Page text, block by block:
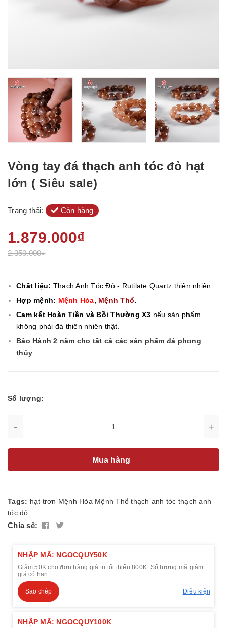
Vòng tay đá thạch anh tóc đỏ hạt
lớn ( Siêu sale)
Trạng thái: Còn hàng
1.879.000₫
2.350.000₫
Chất liệu: Thạch Anh Tóc Đỏ - Rutilate Quartz thiên nhiên
Hợp mệnh: Mệnh Hỏa, Mệnh Thổ.
Cam kết Hoàn Tiền và Bồi Thường X3 nếu sản phẩm
không phải đá thiên nhiên thật.
Bảo Hành 2 năm cho tất cả các sản phẩm đá phong
thủy
Số lượng:
- +
Mua hàng
Tags: hạt trơn Mệnh Hỏa Mệnh Thổ thạch anh tóc thạch anh
tóc đỏ
Chia sẻ:
NHẬP MÃ: NGOCQUY50K
Giảm 50K cho đơn hàng giá trị tối thiểu 800K. Số lượng mã giảm
giá có hạn.
Sao chép Điều kiện
NHẬP MÃ: NGOCQUY100K